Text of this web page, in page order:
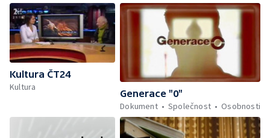
Kultura ČT24
Kultura
Generace "0"
Dokument
Společnost Osobnosti